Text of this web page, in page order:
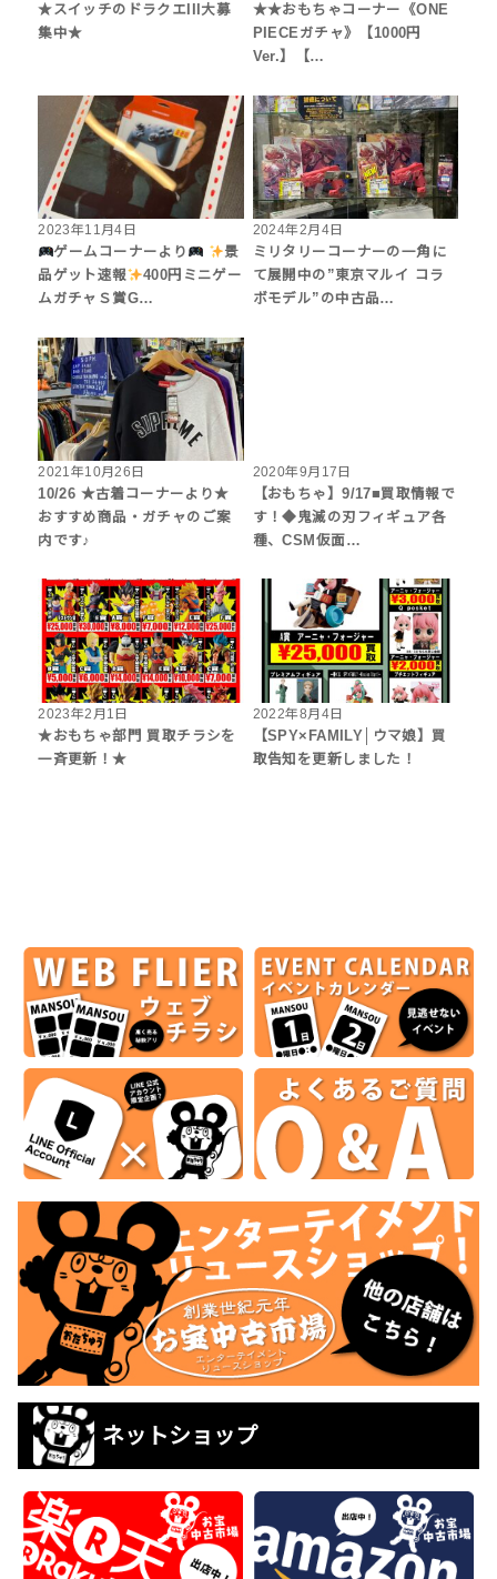
★スイッチのドラクエIII大募
集中★
★★おもちゃコーナー《ONE
PIECEガチャ》【1000円
Ver.】【…
2023年11月4日
ゲームコーナーより
景
品ゲット速報
400円ミニゲー
ムガチャＳ賞G…
2024年2月4日
ミリタリーコーナーの一角に
て展開中の”東京マルイ コラ
ボモデル”の中古品…
2021年10月26日
10/26 ★古着コーナーより★
おすすめ商品・ガチャのご案
内です♪
2020年9月17日
【おもちゃ】9/17■買取情報で
す！◆鬼滅の刃フィギュア各
種、CSM仮面…
2023年2月1日
★おもちゃ部門 買取チラシを
一斉更新！★
2022年8月4日
【SPY×FAMILY│ウマ娘】買
取告知を更新しました！
ネットショップ